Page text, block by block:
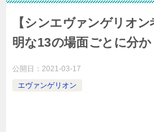
【シンエヴァンゲリオ
明な13の場面ごとに分か
公開日： 2021-03-17
エヴァンゲリオン